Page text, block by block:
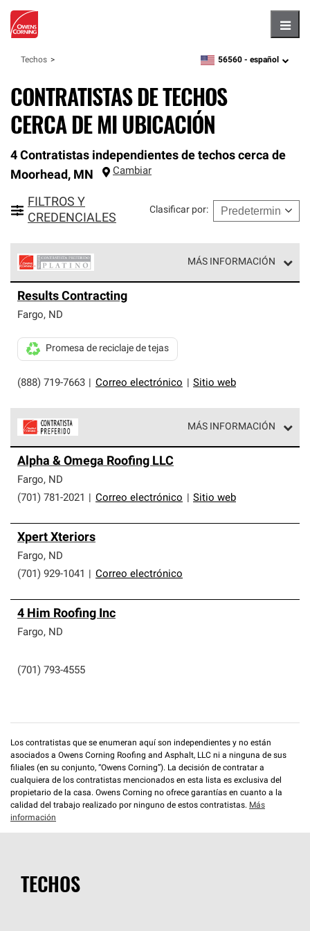
Techos zipcode,language
56560 - español
CONTRATISTAS DE TECHOS
CERCA DE MI UBICACIÓN
4 Contratistas independientes de techos cerca de
Moorhead, MN Cambiar
FILTROS Y
CREDENCIALES
Clasificar por:
MÁS INFORMACIÓN
Corning constituyen el nivel superior de nuestra red
exclusiva y cumplen con estándares estrictos de
Solo ellos pueden ofrecer nuestra mejor garantía de
sistemas de techos.
Results Contracting
Fargo, ND
(888) 719-7663 Correo electrónico Sitio web
Promesa de reciclaje de tejas
MÁS INFORMACIÓN
parte de una red exclusiva de profesionales de techos
que cumplen con altos estándares y requisitos estrictos
de profesionalismo y confiabilidad.
Alpha & Omega Roofing LLC
Fargo, ND
(701) 781-2021
Correo electrónico Sitio web
Xpert Xteriors
Fargo, ND
(701) 929-1041
Correo electrónico
4 Him Roofing Inc
Fargo, ND
(701) 793-4555
Los contratistas que se enumeran aquí son independientes y no están
asociados a Owens Corning Roofing and Asphalt, LLC ni a ninguna de sus
filiales (en su conjunto, “Owens Corning”). La decisión de contratar a
cualquiera de los contratistas mencionados en esta lista es exclusiva del
propietario de la casa. Owens Corning no ofrece garantías en cuanto a la
calidad del trabajo realizado por ninguno de estos contratistas. Más
información
TECHOS